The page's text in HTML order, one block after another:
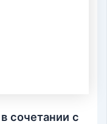
сочетании с